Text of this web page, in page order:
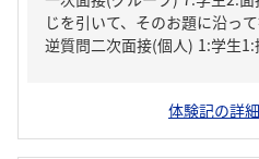
じを引いて、そのお題に沿っ
逆質問二次
体験記の詳